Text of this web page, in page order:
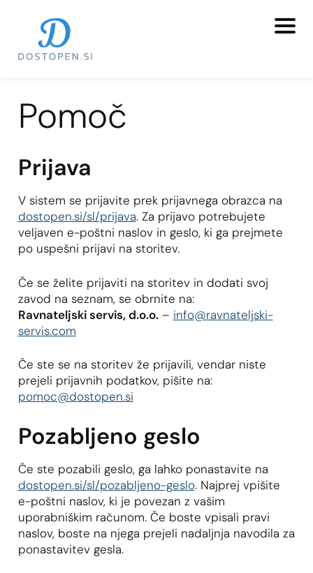
Pomoč
Prijava
V sistem se prijavite prek prijavnega obrazca na
dostopen.si/sl/prijava. Za prijavo potrebujete
veljaven e-poštni naslov in geslo, ki ga prejmete
po uspešni prijavi na storitev.
Če se želite prijaviti na storitev in dodati svoj
zavod na seznam, se obrnite na:
Ravnateljski servis, d.o.o.– info@ravnateljski-
servis.com
Če ste se na storitev že prijavili, vendar niste
prejeli prijavnih podatkov, pišite na:
pomoc@dostopen.si
Pozabljeno geslo
Če ste pozabili geslo, ga lahko ponastavite na
dostopen.si/sl/pozabljeno-geslo. Najprej vpišite
e-poštni naslov, ki je povezan z vašim
uporabniškim računom. Če boste vpisali pravi
naslov, boste na njega prejeli nadaljnja navodila za
ponastavitev gesla.